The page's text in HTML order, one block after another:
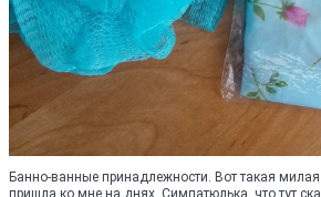
Банно-ванные принадлежности. Вот такая
пришла ко мне на днях. Симпатюлька, что тут